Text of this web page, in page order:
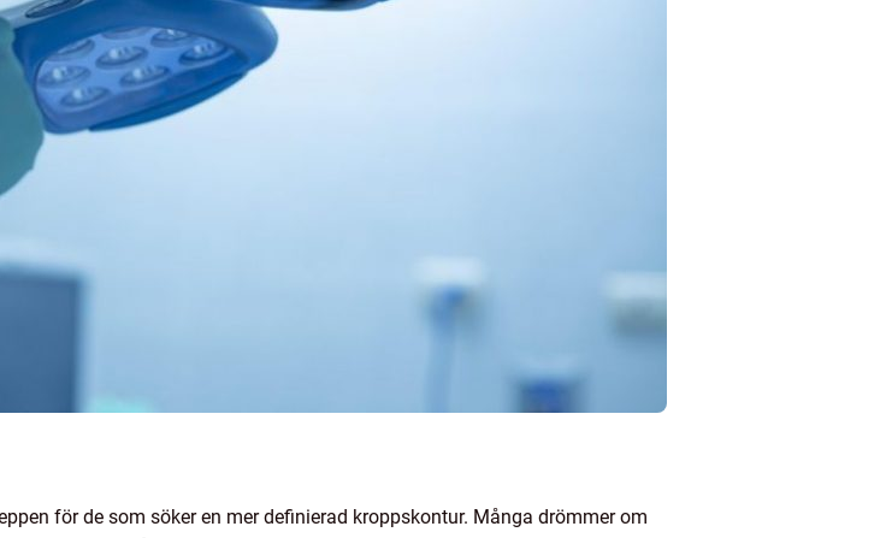
för de som söker en mer definierad kroppskontur. Många drömmer om